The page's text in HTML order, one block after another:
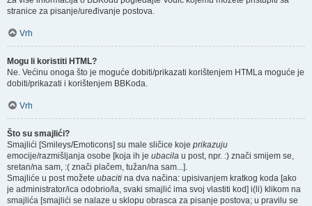
stranice za pisanje/uređivanje postova.
Vrh
Mogu li koristiti HTML?
Ne. Većinu onoga što je moguće dobiti/prikazati korištenjem HTMLa moguće je
dobiti/prikazati i korištenjem BBKoda.
Vrh
Što su smajlići?
Smajlići [Smileys/Emoticons] su male sličice koje prikazuju
emocije/razmišljanja osobe [koja ih je ubacila u post, npr. :) znači smijem se,
sretan/na sam, :( znači plačem, tužan/na sam...].
Smajliće u post možete ubaciti na dva načina: upisivanjem kratkog koda [ako
je administrator/ica odobrio/la, svaki smajlić ima svoj vlastiti kod] i(li) klikom na
smajlića [smajlići se nalaze u sklopu obrasca za pisanje postova; u pravilu se